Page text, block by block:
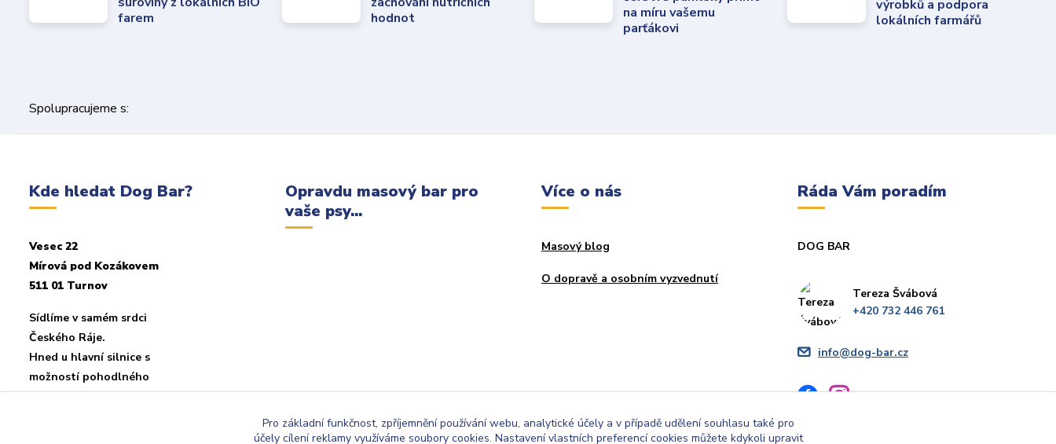
farem
hodnot
na míru vašemu
parťákovi
výrobků a podpora
lokálních farmářů
Spolupracujeme s:
Kde hledat Dog Bar?
Vesec 22
Mírová pod Kozákovem
511 01 Turnov
Sídlíme v samém srdci
Českého Ráje.
Hned u hlavní silnice s
možností pohodlného
parkování u objektu.
Opravdu masový bar pro
vaše psy...
Více o nás
Masový blog
O dopravě a osobním vyzvednutí
Ráda Vám poradím
DOG BAR
Tereza Švábová
+420 732 446 761
info@dog-bar.cz
Pro základní funkčnost, zpříjemnění používání webu, analytické účely a v případě udělení souhlasu také pro
účely cílení reklamy využíváme soubory cookies. Nastavení vlastních preferencí cookies můžete kdykoli upravit